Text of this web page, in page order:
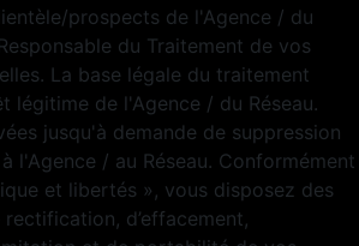
prospects de l'Agence / du
du Traitement de vos
La base légale du traitement
légitime de l'Agence / du Réseau.
jusqu'à demande de suppression
l'Agence / au Réseau. Conformément
et libertés », vous disposez des
d’effacement,